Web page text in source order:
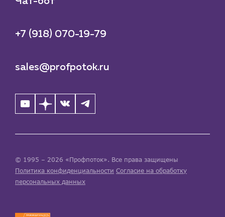
+7 (918) 070-19-79
sales@profpotok.ru
© 1995 – 2026 «Профпоток». Все права защищены
Политика конфиденциальности Согласие на обработку
персональных данных